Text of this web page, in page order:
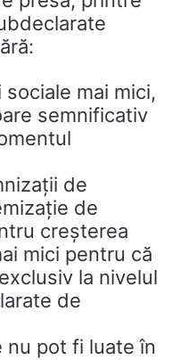
mai mici,
semnificativ
de
de
creșterea
mici pentru că
la nivelul
de
nu pot fi luate în